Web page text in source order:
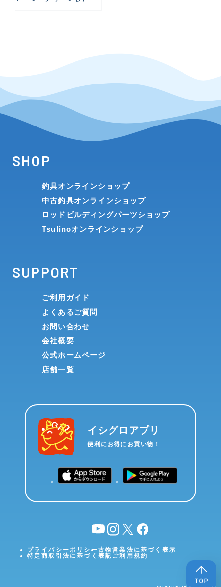
SHOP
釣具オンラインショップ
中古釣具オンラインショップ
ロッドビルディングパーツショップ
Tsulinoオンラインショップ
SUPPORT
ご利用ガイド
よくあるご質問
お問い合わせ
会社概要
公式ホームページ
店舗一覧
イシグロアプリ
便利にお得にお買い物！
YouTubeinstagram
X facebook
プライバシーポリシー古物営業法に基づく表示
特定商取引法に基づく表記 ご利用規約